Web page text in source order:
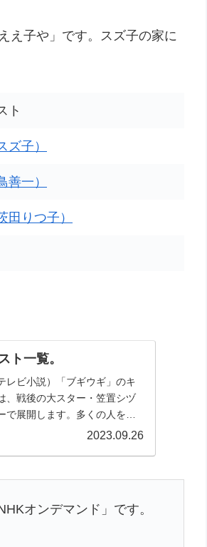
え子や」です。スズ子の家に
ト
ズ子）
善一）
田りつ子）
ト一覧。
レビ小説）「ブギウギ」のキ
、戦後の大スター・笠置シヅ
で展開します。多くの人を明
2023.09.26
オンデマンド」です。